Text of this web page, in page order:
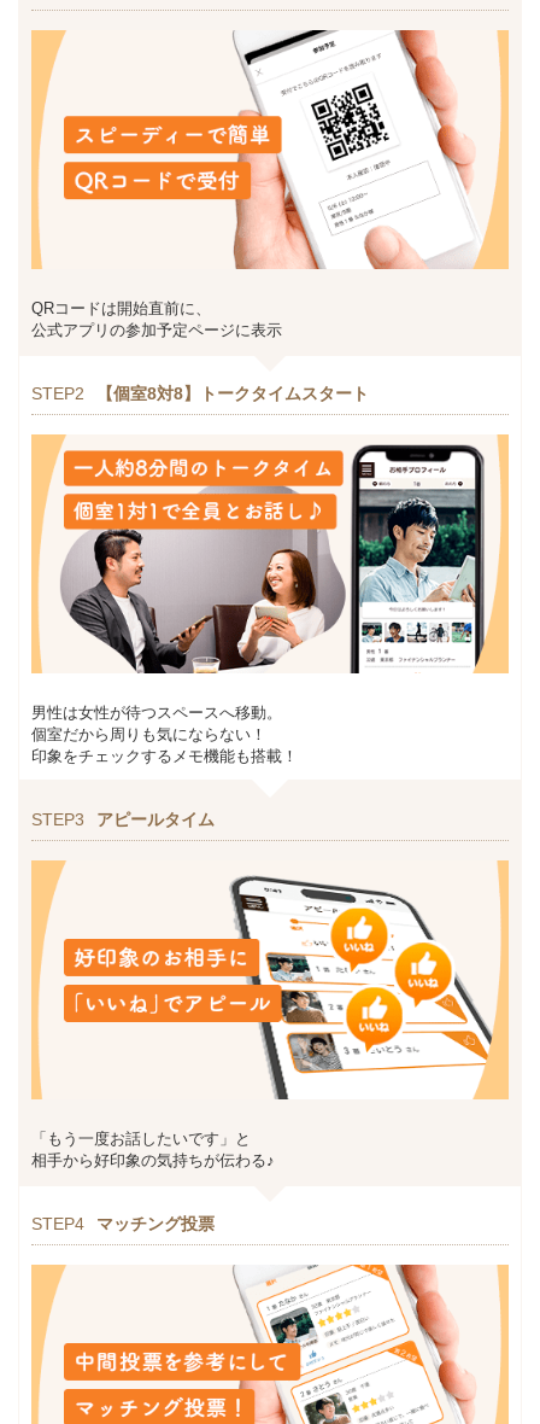
QRコードは開始直前に、
公式アプリの参加予定ページに表示
STEP2 【個室8対8】トークタイムスタート
男性は女性が待つスペースへ移動。
個室だから周りも気にならない！
印象をチェックするメモ機能も搭載！
STEP3 アピールタイム
「もう一度お話したいです」と
相手から好印象の気持ちが伝わる♪
STEP4 マッチング投票